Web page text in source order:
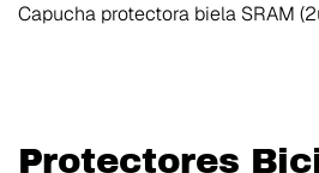
Capucha protectora biela SRAM
Protectores